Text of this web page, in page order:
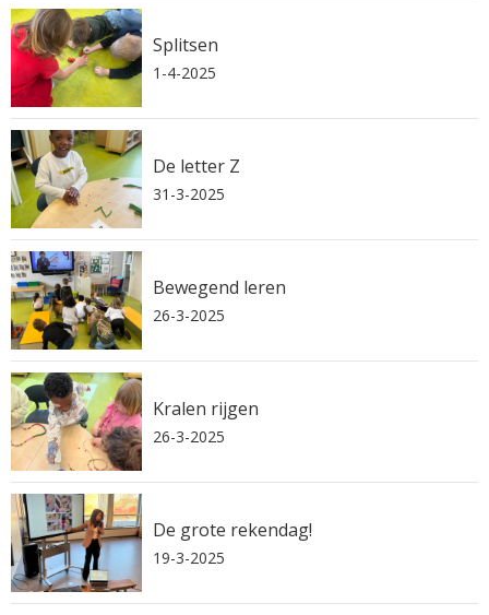
Splitsen
1-4-2025
De letter Z
31-3-2025
Bewegend leren
26-3-2025
Kralen rijgen
26-3-2025
De grote rekendag!
19-3-2025